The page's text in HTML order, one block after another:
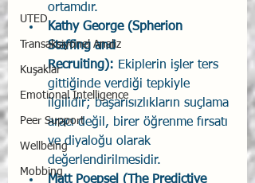
UTED
Transaksiyonel Analiz
Kuşaklar
Emotional Intelligence
Peer Support
Wellbeing
Mobbing
ortamdır.
Kathy George (Spherion
Staffing and
Recruiting): Ekiplerin işler ters
gittiğinde verdiği tepkiyle
ilgilidir; başarısızlıkların suçlama
aracı değil, birer öğrenme fırsatı
ve diyaloğu olarak
değerlendirilmesidir.
Matt Poepsel (The Predictive